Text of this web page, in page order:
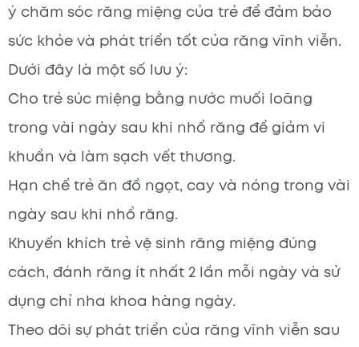
ý chăm sóc răng miệng của trẻ để đảm bảo
sức khỏe và phát triển tốt của răng vĩnh viễn.
Dưới đây là một số lưu ý:
Cho trẻ súc miệng bằng nước muối loãng
trong vài ngày sau khi nhổ răng để giảm vi
khuẩn và làm sạch vết thương.
Hạn chế trẻ ăn đồ ngọt, cay và nóng trong vài
ngày sau khi nhổ răng.
Khuyến khích trẻ vệ sinh răng miệng đúng
cách, đánh răng ít nhất 2 lần mỗi ngày và sử
dụng chỉ nha khoa hàng ngày.
Theo dõi sự phát triển của răng vĩnh viễn sau